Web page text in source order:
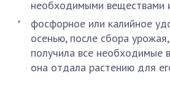
необходимыми веществами
фосфорное или калийное
осенью, после сбора
получила все необходимые
она отдала растению для